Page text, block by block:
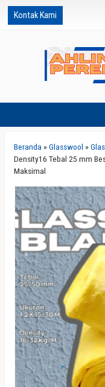
Kontak Kami
Beranda » Glasswool »
Density16 Tebal 25 mm
Maksimal